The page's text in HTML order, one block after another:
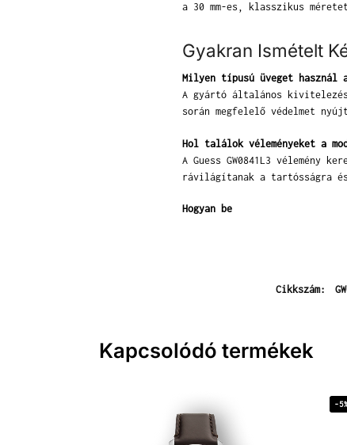
a 30 mm-es, klasszikus
Gyakran Ismételt
Milyen típusú üveget használ a
A gyártó általános
során megfelelő védelmet
Hol találok véleményeket a
A Guess GW0841L3
rávilágítanak a tartósságra
Hogyan be
Cikkszám:
Kapcsolódó termékek
-